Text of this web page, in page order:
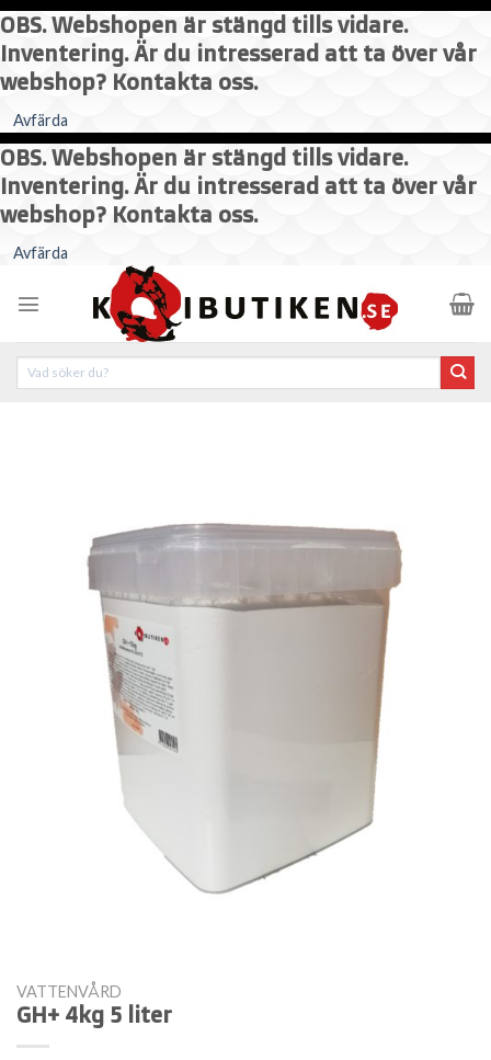
OBS. Webshopen är stängd tills vidare.
Inventering. Är du intresserad att ta över vår
webshop? Kontakta oss.
Avfärda
OBS. Webshopen är stängd tills vidare.
Inventering. Är du intresserad att ta över vår
webshop? Kontakta oss.
Avfärda
content
VATTENVÅRD
GH+ 4kg 5 liter